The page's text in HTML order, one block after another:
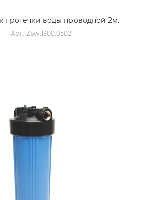
протечки воды проводной 2м.
Арт.: ZSw.1300.0502